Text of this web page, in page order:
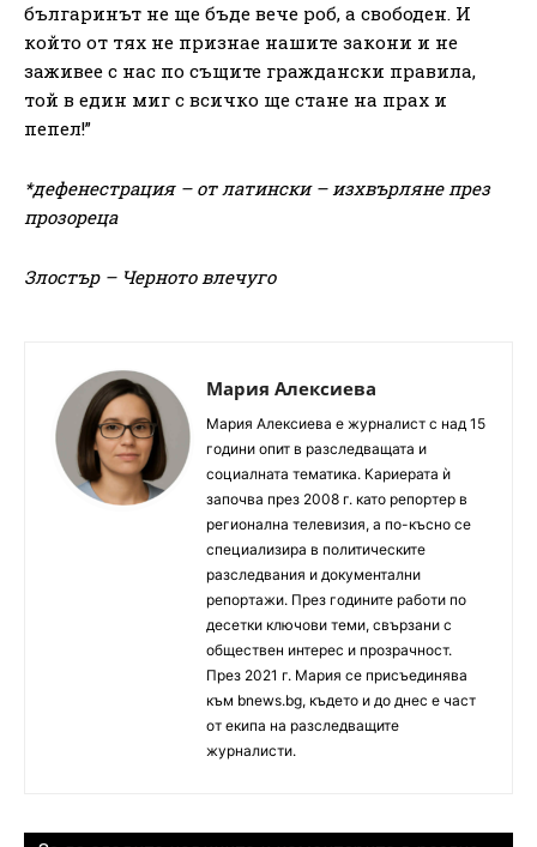
българинът не ще бъде вече роб, а свободен. И
който от тях не признае нашите закони и не
заживее с нас по същите граждански правила,
той в един миг с всичко ще стане на прах и
пепел!”
*дефенестрация – от латински – изхвърляне през
прозореца
Злостър – Черното влечуго
Мария Алексиева
Мария Алексиева е журналист с над 15
години опит в разследващата и
социалната тематика. Кариерата ѝ
започва през 2008 г. като репортер в
регионална телевизия, а по-късно се
специализира в политическите
разследвания и документални
репортажи. През годините работи по
десетки ключови теми, свързани с
обществен интерес и прозрачност.
През 2021 г. Мария се присъединява
към bnews.bg, където и до днес е част
от екипа на разследващите
журналисти.